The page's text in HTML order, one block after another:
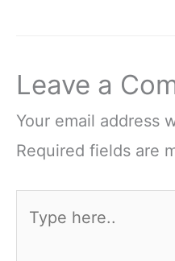
Leave a
Your email address
Required fields are